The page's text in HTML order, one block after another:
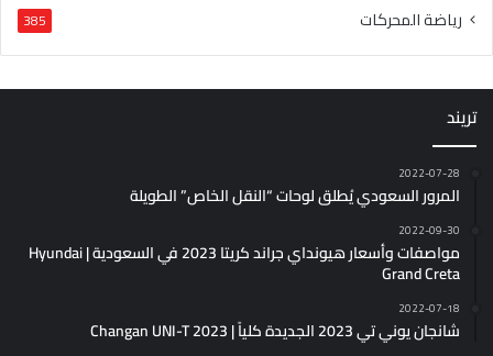
رياضة المحركات 385
تريند
2022-07-28
المرور السعودي يُطلق لوحات “النقل الخاص” الطويلة
2022-09-30
مواصفات وأسعار هيونداي جراند كريتا 2023 في السعودية | Hyundai
Grand Creta
2022-07-18
شانجان يوني تي 2023 الجديدة كلياً | Changan UNI-T 2023